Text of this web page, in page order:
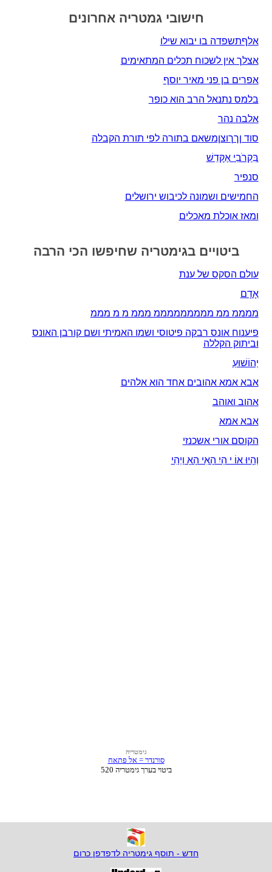
חישובי גמטריה אחרונים
אלףתשפדה בו יבוא שילו
אצלך אין לשכוח תכלים המתאימים
אפרים בן פני מאיר יוסף
בלמס נתנאל הרב הוא כופר
אלבה נהר
סוד ןךךוצןמשאם בתורה לפי תורת הקבלה
בִּקְרֹבַי אֶקָּדֵשׁ
סנפיר
החמישים ושמונה לכיבוש ירושלים
ומאז אוכלת מאכלים
ביטויים בגימטריה שחיפשו הכי הרבה
עולם הסקס של ענת
אָדָם‎
ממממ ממ מממממממממ מממ מ מ מממ
פיענוח אונס רבקה פיטוסי ושמו האמיתי ושם קורבן האונס
וביתוק הקללה
יְהוֹשׁוּעַ
אבא אמא אהובים אחד הוא אלהים
אהוב ואוהב
אבא אמא
הקוסם אורי אשכנזי
וְהָיוּ אוֹ י הַיִ הָאִי הָאָ וַיְהִי
חדש - תוסף גימטריה לדפדפן כרום